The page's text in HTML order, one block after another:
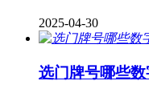
2025-04-30
选门牌号哪些